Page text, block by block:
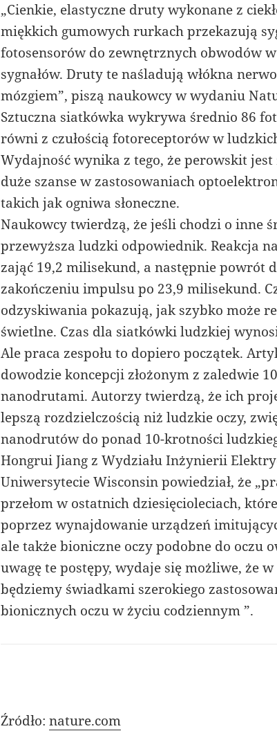
„Cienkie, elastyczne druty wykonane z
miękkich gumowych rurkach przekazują
fotosensorów do zewnętrznych obwodów
sygnałów. Druty te naśladują włókna
mózgiem”, piszą naukowcy w wydaniu
Sztuczna siatkówka wykrywa średnio 86
równi z czułością fotoreceptorów w
Wydajność wynika z tego, że perowskit
duże szanse w zastosowaniach
takich jak ogniwa słoneczne.
Naukowcy twierdzą, że jeśli chodzi o inne
przewyższa ludzki odpowiednik. Reakcja
zająć 19,2 milisekund, a następnie powrót
zakończeniu impulsu po 23,9 milisekund.
odzyskiwania pokazują, jak szybko może
świetlne. Czas dla siatkówki ludzkiej
Ale praca zespołu to dopiero początek.
dowodzie koncepcji złożonym z zaledwie
nanodrutami. Autorzy twierdzą, że ich
lepszą rozdzielczością niż ludzkie oczy,
nanodrutów do ponad 10-krotności
Hongrui Jiang z Wydziału Inżynierii
Uniwersytecie Wisconsin powiedział, że
przełom w ostatnich dziesięcioleciach,
poprzez wynajdowanie urządzeń
ale także bioniczne oczy podobne do oczu
uwagę te postępy, wydaje się możliwe, że
będziemy świadkami szerokiego
bionicznych oczu w życiu codziennym ”.
Źródło:nature.com